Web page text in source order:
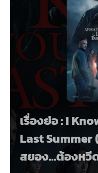
เรื่องย่อ : I
Last Summer
สยอง…ต้องหวี